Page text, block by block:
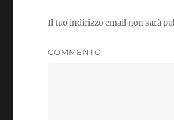
Il tuo indirizzo email non sarà
COMMENTO